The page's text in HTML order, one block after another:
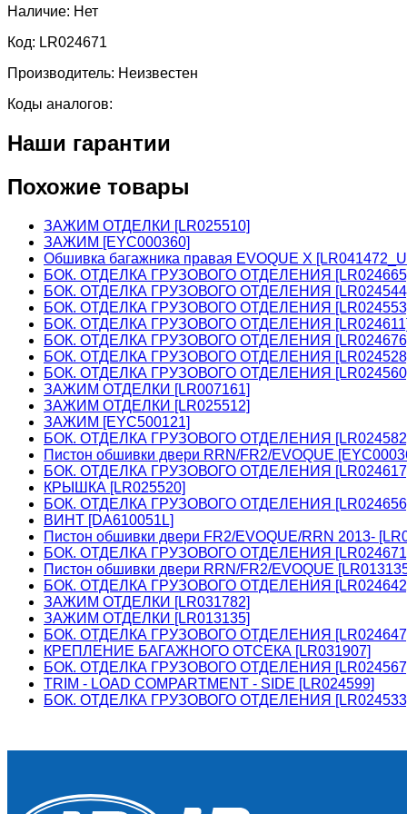
Наличие: Нет
Код: LR024671
Производитель: Неизвестен
Коды аналогов:
Наши гарантии
Похожие товары
ЗАЖИМ ОТДЕЛКИ [LR025510]
ЗАЖИМ [EYC000360]
Обшивка багажника правая EVOQUE X
БОК. ОТДЕЛКА ГРУЗОВОГО ОТДЕЛЕНИЯ
БОК. ОТДЕЛКА ГРУЗОВОГО ОТДЕЛЕНИЯ
БОК. ОТДЕЛКА ГРУЗОВОГО ОТДЕЛЕНИЯ
БОК. ОТДЕЛКА ГРУЗОВОГО ОТДЕЛЕНИЯ [LR024611]
БОК. ОТДЕЛКА ГРУЗОВОГО ОТДЕЛЕНИЯ
БОК. ОТДЕЛКА ГРУЗОВОГО ОТДЕЛЕНИЯ
БОК. ОТДЕЛКА ГРУЗОВОГО ОТДЕЛЕНИЯ
ЗАЖИМ ОТДЕЛКИ [LR007161]
ЗАЖИМ ОТДЕЛКИ [LR025512]
ЗАЖИМ [EYC500121]
БОК. ОТДЕЛКА ГРУЗОВОГО ОТДЕЛЕНИЯ
Пистон обшивки двери RRN/FR2/EVOQUE
БОК. ОТДЕЛКА ГРУЗОВОГО ОТДЕЛЕНИЯ
КРЫШКА [LR025520]
БОК. ОТДЕЛКА ГРУЗОВОГО ОТДЕЛЕНИЯ
ВИНТ [DA610051L]
Пистон обшивки двери FR2/EVOQUE/RRN 2013-
БОК. ОТДЕЛКА ГРУЗОВОГО ОТДЕЛЕНИЯ
Пистон обшивки двери RRN/FR2/EVOQUE
БОК. ОТДЕЛКА ГРУЗОВОГО ОТДЕЛЕНИЯ
ЗАЖИМ ОТДЕЛКИ [LR031782]
ЗАЖИМ ОТДЕЛКИ [LR013135]
БОК. ОТДЕЛКА ГРУЗОВОГО ОТДЕЛЕНИЯ
КРЕПЛЕНИЕ БАГАЖНОГО ОТСЕКА [LR031907]
БОК. ОТДЕЛКА ГРУЗОВОГО ОТДЕЛЕНИЯ
TRIM - LOAD COMPARTMENT - SIDE [LR024599]
БОК. ОТДЕЛКА ГРУЗОВОГО ОТДЕЛЕНИЯ